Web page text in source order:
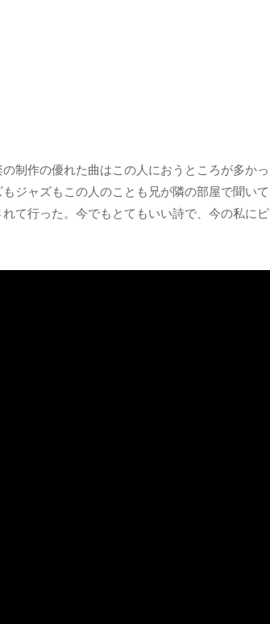
制作の優れた曲はこの人におうところが多かっ
ジャズもこの人のことも兄が隣の部屋で聞いて
て行った。今でもとてもいい詩で、今の私にピ